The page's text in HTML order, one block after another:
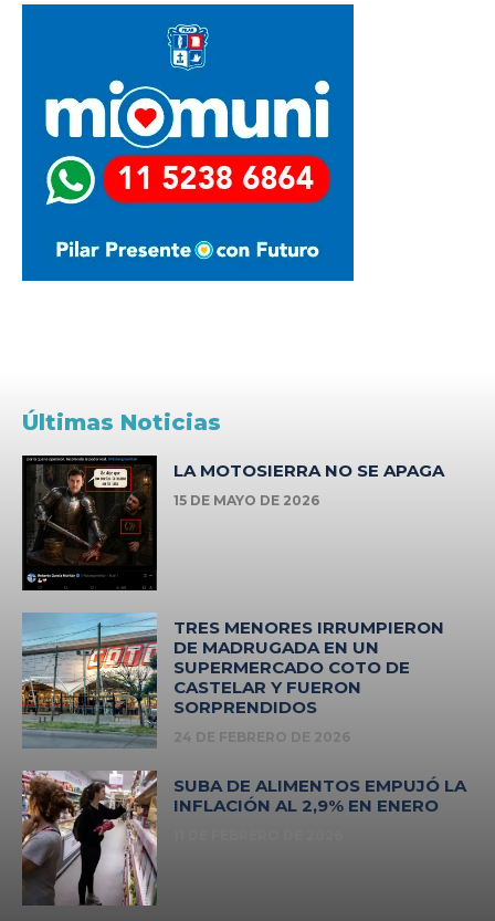
Últimas Noticias
LA MOTOSIERRA NO SE APAGA
15 DE MAYO DE 2026
TRES MENORES IRRUMPIERON
DE MADRUGADA EN UN
SUPERMERCADO COTO DE
CASTELAR Y FUERON
SORPRENDIDOS
24 DE FEBRERO DE 2026
SUBA DE ALIMENTOS EMPUJÓ LA
INFLACIÓN AL 2,9% EN ENERO